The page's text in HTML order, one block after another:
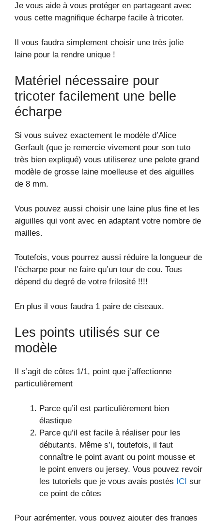
Je vous aide à vous protéger en partageant avec
vous cette magnifique écharpe facile à tricoter.
Il vous faudra simplement choisir une très jolie
laine pour la rendre unique !
Matériel nécessaire pour
tricoter facilement une belle
écharpe
Si vous suivez exactement le modèle d’Alice
Gerfault (que je remercie vivement pour son tuto
très bien expliqué) vous utiliserez une pelote grand
modèle de grosse laine moelleuse et des aiguilles
de 8 mm.
Vous pouvez aussi choisir une laine plus fine et les
aiguilles qui vont avec en adaptant votre nombre de
mailles.
Toutefois, vous pourrez aussi réduire la longueur de
l’écharpe pour ne faire qu’un tour de cou. Tous
dépend du degré de votre frilosité !!!!
En plus il vous faudra 1 paire de ciseaux.
Les points utilisés sur ce
modèle
Il s’agit de côtes 1/1, point que j’affectionne
particulièrement
Parce qu’il est particulièrement bien
élastique
Parce qu’il est facile à réaliser pour les
débutants. Même s’i, toutefois, il faut
connaître le point avant ou point mousse et
le point envers ou jersey. Vous pouvez revoir
les tutoriels que je vous avais postés ICI sur
ce point de côtes
Pour agrémenter, vous pouvez ajouter des franges